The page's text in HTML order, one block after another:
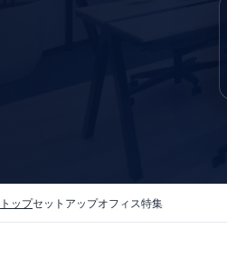
トップセットアップオフィス特集